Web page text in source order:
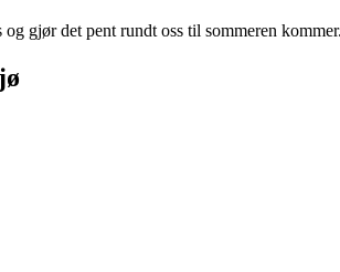
gjør det pent rundt oss til sommeren